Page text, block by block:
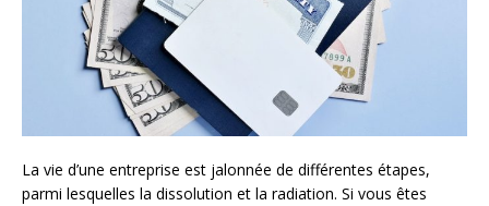
La vie d’une entreprise est jalonnée de différentes étapes,
parmi lesquelles la dissolution et la radiation. Si vous êtes